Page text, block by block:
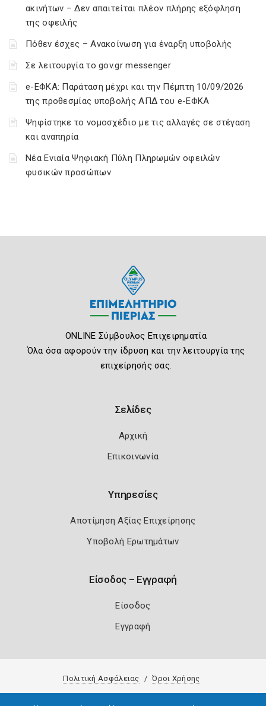
ακινήτων – Δεν απαιτείται πλέον πλήρης εξόφληση
της οφειλής
Πόθεν έσχες – Ανακοίνωση για έναρξη υποβολής
Σε λειτουργία το gov.gr messenger
e-ΕΦΚΑ: Παράταση μέχρι και την Πέμπτη 10/09/2026
της προθεσμίας υποβολής ΑΠΔ του e-ΕΦΚΑ
Ψηφίστηκε το νομοσχέδιο με τις αλλαγές σε στέγαση
και αναπηρία
Νέα Ενιαία Ψηφιακή Πύλη Πληρωμών οφειλών
φυσικών προσώπων
ONLINE Σύμβουλος Επιχειρηματία
Όλα όσα αφορούν την ίδρυση και την λειτουργία της
επιχείρησής σας.
Σελίδες
Αρχική
Επικοινωνία
Υπηρεσίες
Αποτίμηση Αξίας Επιχείρησης
Υποβολή Ερωτημάτων
Είσοδος – Εγγραφή
Είσοδος
Εγγραφή
Πολιτική Ασφάλειας Όροι Χρήσης